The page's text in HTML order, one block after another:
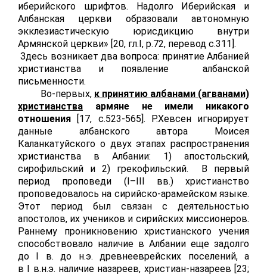
иберийского шрифтов. Надолго Иберийская и
Албанская церкви образовали автономную
экклезиастическую юрисдикцию внутри
Армянской церкви» [20, гл.I, p.72, перевод с.311].
Здесь возникает два вопроса: принятие Албанией
христианства и появление албанской
письменности.
Во-первых, к принятию албанами (агванами)
христианства армяне не имели никакого
отношения [17, c.523-565]. Р.Хевсен игнорирует
данные албанского автора Моисея
Каланкатуйского о двух этапах распространения
христианства в Албании: 1) апостольский,
сирофильский и 2) грекофильский. В первый
период проповеди (I–III вв.) христианство
проповедовалось на сирийско-арамейском языке.
Этот период был связан с деятельностью
апостолов, их учеников и сирийских миссионеров.
Раннему проникновению христианского учения
способствовало наличие в Албании еще задолго
до I в. до н.э. древнееврейских поселений, а
в I в.н.э. наличие назареев, христиан-назареев [23;